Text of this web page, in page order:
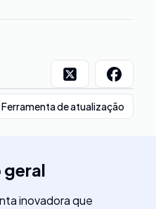
Ferramenta de atualização
geral
inovadora que